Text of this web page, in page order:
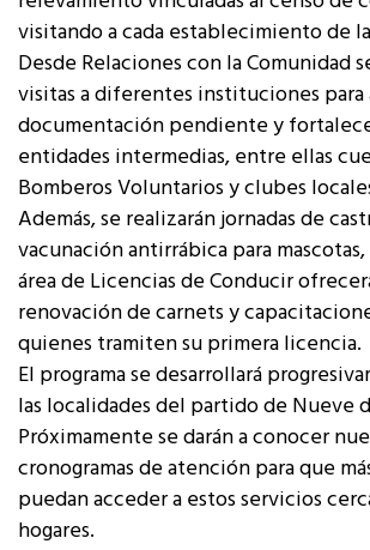
visitando a cada establecimiento de
Desde Relaciones con la Comunidad
visitas a diferentes instituciones
documentación pendiente y
entidades intermedias, entre ellas
Bomberos Voluntarios y clubes
Además, se realizarán jornadas de
vacunación antirrábica para
área de Licencias de Conducir
renovación de carnets y
quienes tramiten su primera licencia.
El programa se desarrollará
las localidades del partido de Nueve
Próximamente se darán a conocer
cronogramas de atención para que
puedan acceder a estos servicios
hogares.